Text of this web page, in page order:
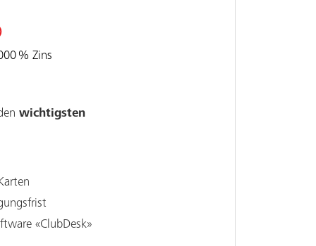
% Zins
wichtigsten
«ClubDesk»